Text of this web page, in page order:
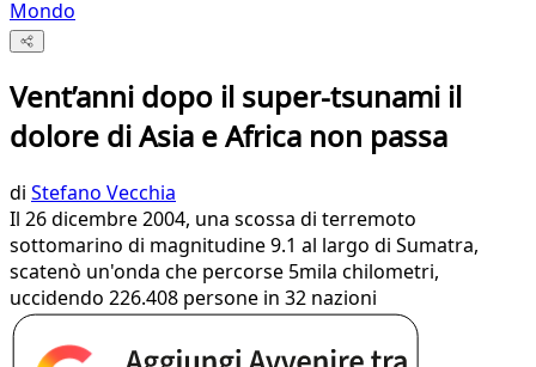
Mondo
Vent’anni dopo il super-tsunami il
dolore di Asia e Africa non passa
di Stefano Vecchia
Il 26 dicembre 2004, una scossa di terremoto
sottomarino di magnitudine 9.1 al largo di Sumatra,
scatenò un'onda che percorse 5mila chilometri,
uccidendo 226.408 persone in 32 nazioni